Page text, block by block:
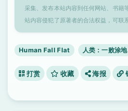
采集、发布本站内容到任何网站、书籍
站内容侵犯了原著者的合法权益，可联
Human Fall Flat 人类：一败涂地
打赏 收藏 海报